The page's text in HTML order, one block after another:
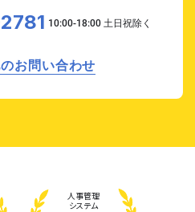
お問い合わせ
人事管理
システム